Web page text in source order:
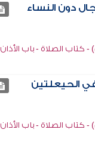
دون النساء
الصلاة - باب الأذان
الحيعلتين
الصلاة - باب الأذان